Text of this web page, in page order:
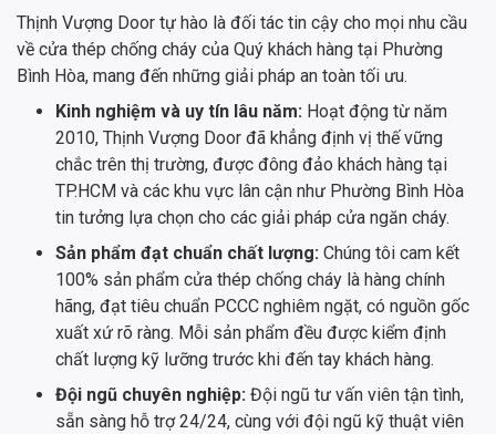
Thịnh Vượng Door tự hào là đối tác tin cậy cho mọi nhu cầu
về cửa thép chống cháy của Quý khách hàng tại Phường
Bình Hòa, mang đến những giải pháp an toàn tối ưu.
Kinh nghiệm và uy tín lâu năm: Hoạt động từ năm
2010, Thịnh Vượng Door đã khẳng định vị thế vững
chắc trên thị trường, được đông đảo khách hàng tại
TP.HCM và các khu vực lân cận như Phường Bình Hòa
tin tưởng lựa chọn cho các giải pháp cửa ngăn cháy.
Sản phẩm đạt chuẩn chất lượng: Chúng tôi cam kết
100% sản phẩm cửa thép chống cháy là hàng chính
hãng, đạt tiêu chuẩn PCCC nghiêm ngặt, có nguồn gốc
xuất xứ rõ ràng. Mỗi sản phẩm đều được kiểm định
chất lượng kỹ lưỡng trước khi đến tay khách hàng.
Đội ngũ chuyên nghiệp: Đội ngũ tư vấn viên tận tình,
sẵn sàng hỗ trợ 24/24, cùng với đội ngũ kỹ thuật viên